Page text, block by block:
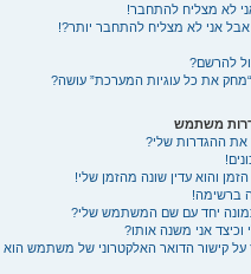
לא מצליח להתחבר!
אני לא מצליח להתחבר יותר?!
להרשם?
את כל עוגיות המערכת” עושה?
משתמש
את ההגדרות שלי?
והוא עדין שונה מהזמן שלי!
ברשימה!
יחד עם שם המשתמש שלי?
וכיצד אני משנה אותו?
על קישור הדואר האלקטרוני של משתמש